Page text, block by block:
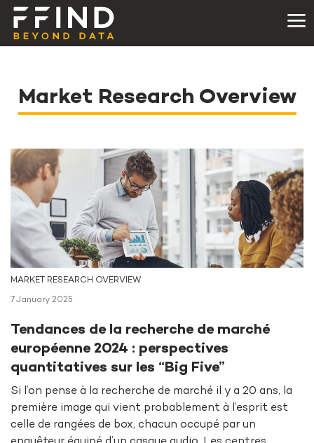
Market Research Overview
MARKET RESEARCH OVERVIEW
7 January 2025
Tendances de la recherche de marché
européenne 2024 : perspectives
quantitatives sur les “Big Five”
Si l’on pense à la recherche de marché il y a 20 ans, la
première image qui vient probablement à l’esprit est
celle de rangées de box, chacun occupé par un